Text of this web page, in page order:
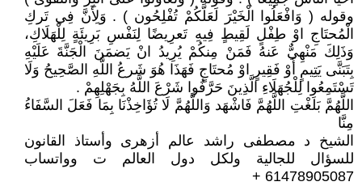
وقوله ( وَافْعَلُوا الْخَيْرَ لَعَلَّكُمْ تُفْلِحُون ) . وَلِأَنَّ فِي تَركِ
الْمُحتَاجِ اوْ طِفْلٍ لَقِيطٍ فِيهِ تَعرِيضًا لِنَفْسِ بَرِيئَةٍ لِلْهَلَاكِ،
وَذَلِكَ مَنْهِيٌّ عَنهُ فَمَنْ مِنكُمْ يُرِيدُ انْ يَضمَنَ الْجَنَّةَ عَلَيْهِ
بِتَبَنَّى يَتِيمٍ أَوْ فَقِيرٍ اوْ مُحتَاجٍ فَهَذَا هُوَ شَرعُ اللَّهِ الصَّحِيحُ وَلَا
تَسْتَمِعُوا لِلْجُهَلَاءِ الَّذِينَ حَرَّفُوا شَرْعَ اللَّهُ بِجَهْلِهِمْ .
اللَّهُمَّ بَلَغْتِ اللَّهُمَّ فَاشْهَد وَاللَّهُمَّ لَا تُؤَاخِذْنَا بِمَا فَعَلَ السَّفَاءُ
مِنَّا
الشيخ د مصطفى راشد عالم أزهرى وأستاذ القانون
للسؤال للجالية ولكل دول العالم ت وواتساب
61478905087 +